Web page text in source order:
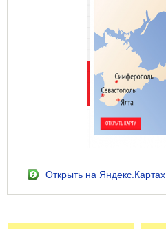
Открыть на Яндекс.Картах